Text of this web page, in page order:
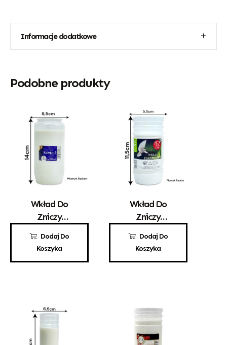
Informacje dodatkowe
Podobne produkty
Dodaj Do
Koszyka
Wkład Do
Zniczy
Santo 3
5,10 zł
Dodaj Do
Koszyka
Wkład Do
Zniczy
Aura A1
2,30 zł